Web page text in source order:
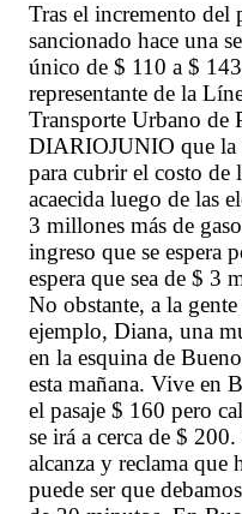
Tras el incremento del
sancionado hace una
único de $ 110 a $
representante de la
Transporte Urbano de
DIARIOJUNIO que la
para cubrir el costo de
acaecida luego de las
3 millones más de
ingreso que se espera
espera que sea de $ 3
No obstante, a la
ejemplo, Diana, una
en la esquina de
esta mañana. Vive en
el pasaje $ 160 pero
se irá a cerca de $
alcanza y reclama que
puede ser que